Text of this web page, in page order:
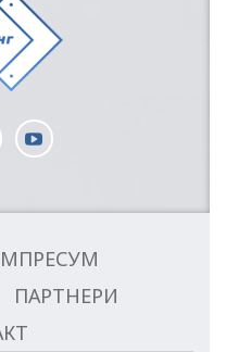
ПАРТНЕРИ